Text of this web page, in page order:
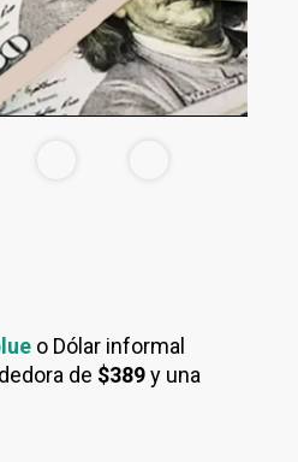
o Dólar informal
de $389y una